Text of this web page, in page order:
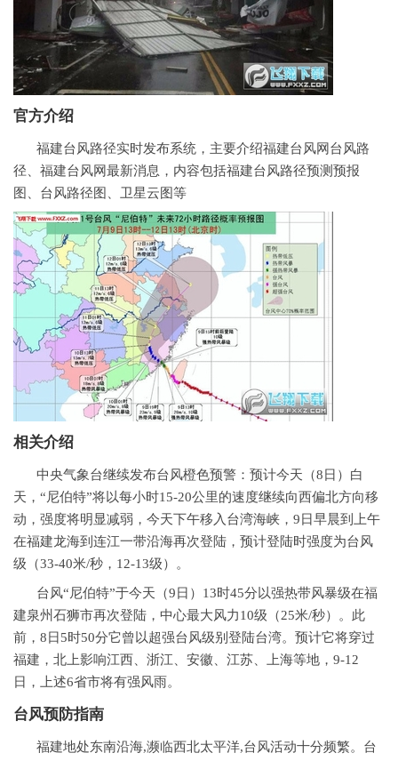
官方介绍
福建台风路径实时发布系统，主要介绍福建台风网台风路
径、福建台风网最新消息，内容包括福建台风路径预测预报
图、台风路径图、卫星云图等
相关介绍
中央气象台继续发布台风橙色预警：预计今天（8日）白
天，“尼伯特”将以每小时15-20公里的速度继续向西偏北方向移
动，强度将明显减弱，今天下午移入台湾海峡，9日早晨到上午
在福建龙海到连江一带沿海再次登陆，预计登陆时强度为台风
级（33-40米/秒，12-13级）。
台风“尼伯特”于今天（9日）13时45分以强热带风暴级在福
建泉州石狮市再次登陆，中心最大风力10级（25米/秒）。此
前，8日5时50分它曾以超强台风级别登陆台湾。预计它将穿过
福建，北上影响江西、浙江、安徽、江苏、上海等地，9-12
日，上述6省市将有强风雨。
台风预防指南
福建地处东南沿海,濒临西北太平洋,台风活动十分频繁。台